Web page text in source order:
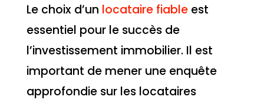
Le choix d’un locataire fiableest
essentiel pour le succès de
l’investissement immobilier. Il est
important de mener une enquête
approfondie sur les locataires